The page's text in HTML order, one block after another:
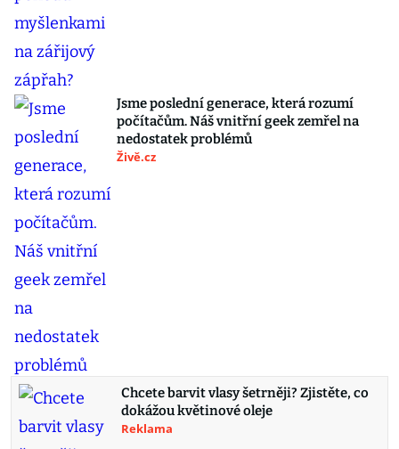
Jsme poslední generace, která rozumí
počítačům. Náš vnitřní geek zemřel na
nedostatek problémů
Živě.cz
Chcete barvit vlasy šetrněji? Zjistěte, co
dokážou květinové oleje
Reklama